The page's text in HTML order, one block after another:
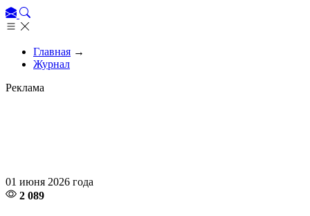
Главная →
Журнал
Реклама
01 июня 2026 года
2 089